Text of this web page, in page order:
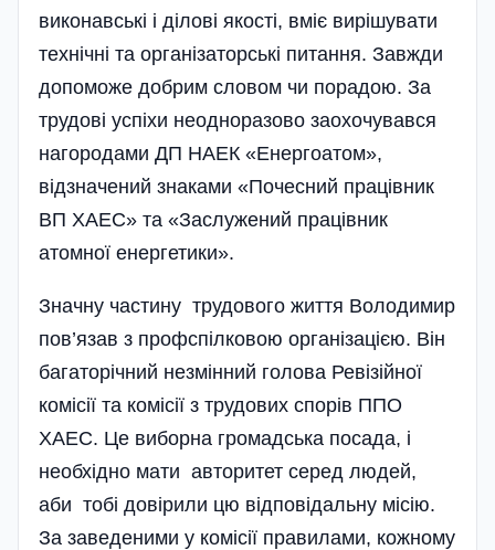
виконавські і ділові якості, вміє вирішувати
технічні та організаторські питання. Завжди
допоможе добрим словом чи порадою. За
трудові успіхи неодноразово заохочувався
нагородами ДП НАЕК «Енергоатом»,
відзначений знаками «Почесний працівник
ВП ХАЕС» та «Заслужений працівник
атомної енергетики».
Значну частину трудового життя Володимир
пов’язав з профспілковою організацією. Він
багаторічний незмінний голова Ревізійної
комісії та комісії з трудових спорів ППО
ХАЕС. Це виборна громадська посада, і
необхідно мати авторитет серед людей,
аби тобі довірили цю відповідальну місію.
За заведеними у комісії правилами, кожному